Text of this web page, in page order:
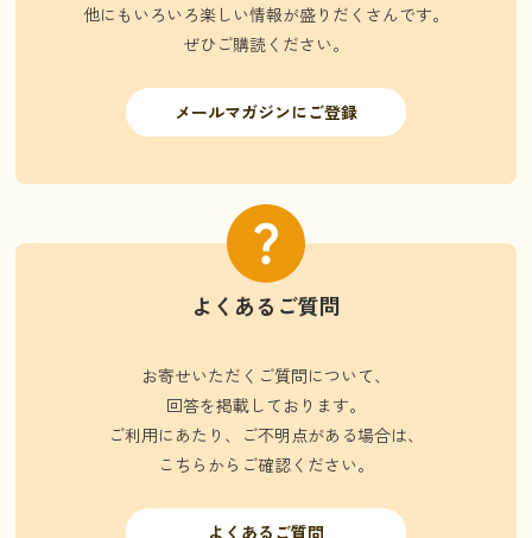
他にもいろいろ楽しい情報が盛りだくさんです。
ぜひご購読ください。
メールマガジンにご登録
よくあるご質問
お寄せいただくご質問について、
回答を掲載しております。
ご利用にあたり、ご不明点がある場合は、
こちらからご確認ください。
よくあるご質問